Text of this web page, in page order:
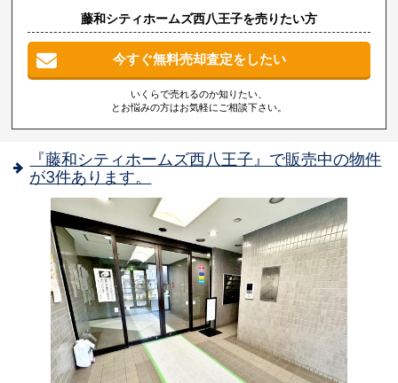
藤和シティホームズ西八王子を売りたい方
今すぐ無料売却査定をしたい
いくらで売れるのか知りたい、
とお悩みの方はお気軽にご相談下さい。
『藤和シティホームズ西八王子』で販売中の物件
が3件あります。